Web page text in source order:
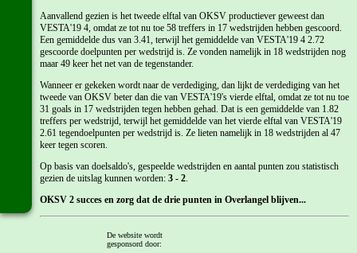
Aanvallend gezien is het tweede elftal van OKSV productiever geweest dan
VESTA'19 4, omdat ze tot nu toe 58 treffers in 17 wedstrijden hebben gescoord.
Een gemiddelde dus van 3.41, terwijl het gemiddelde van VESTA'19 4 2.72
gescoorde doelpunten per wedstrijd is. Ze vonden namelijk in 18 wedstrijden nog
maar 49 keer het net van de tegenstander.
Wanneer er gekeken wordt naar de verdediging, dan lijkt de verdediging van het
tweede van OKSV beter dan die van VESTA'19's vierde elftal, omdat ze tot nu toe
31 goals in 17 wedstrijden tegen hebben gehad. Dat is een gemiddelde van 1.82
treffers per wedstrijd, terwijl het gemiddelde van het vierde elftal van VESTA'19
2.61 tegendoelpunten per wedstrijd is. Ze lieten namelijk in 18 wedstrijden al 47
keer tegen scoren.
Op basis van doelsaldo's, gespeelde wedstrijden en aantal punten zou statistisch
gezien de uitslag kunnen worden: 3 - 2.
OKSV 2 succes en zorg dat de drie punten in Overlangel blijven...
Laatste 7 wedstrijden tegen VESTA'19 door OKSV 2:
De website wordt
gesponsord door: